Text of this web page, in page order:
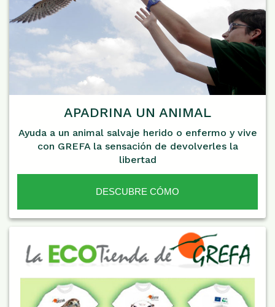
APADRINA UN ANIMAL
Ayuda a un animal salvaje herido o enfermo y vive
con GREFA la sensación de devolverles la
libertad
DESCUBRE CÓMO